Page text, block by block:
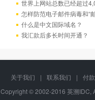
世界上网站总数已经超过
怎样防范电子邮件病毒和“
什么是中文国际域名？
我汇款后多长时间开通？
关于我们 | 联系我们 |
付
Copyright © 2002-2016 英溯